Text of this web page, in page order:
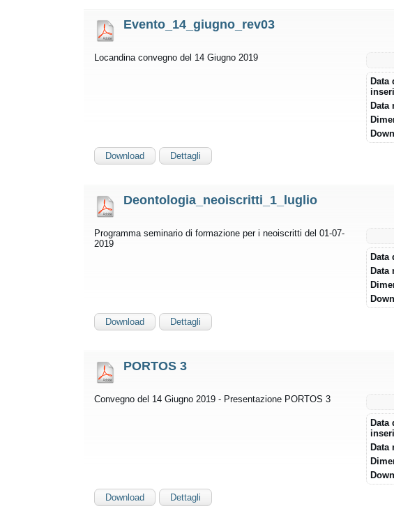
Evento_14_giugno_rev03
Data
Data
Locandina convegno del 14 Giugno 2019
Download Dettagli
Deontologia_neoiscritti_1_luglio
Data
Data
Programma seminario di formazione per i neoiscritti del 01-07-
2019
Download Dettagli
PORTOS 3
Data
Data
Convegno del 14 Giugno 2019 - Presentazione PORTOS 3
Download Dettagli